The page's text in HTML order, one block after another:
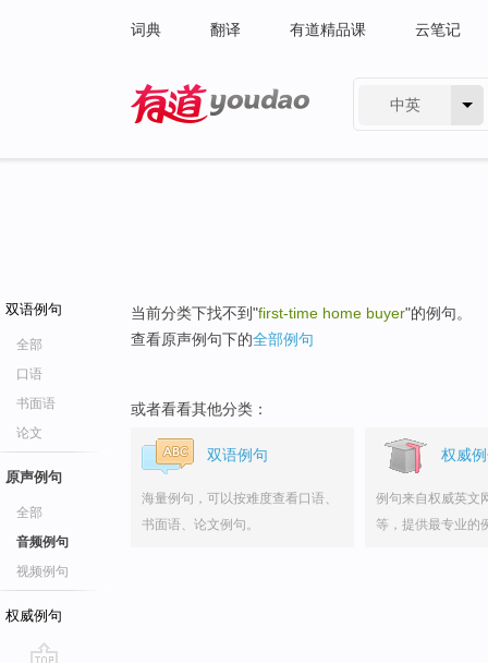
词典 翻译 有道精品课 云笔记
中英
双语例句
全部
口语
书面语
论文
原声例句
全部
音频例句
视频例句
权威例句
当前分类下找不到"first-time home buyer"的例句。
查看原声例句下的全部例句
或者看看其他分类：
双语例句
海量例句，可以按难度查看口语、
书面语、论文例句。
权威
例句来自权威英文
等，提供最专业的